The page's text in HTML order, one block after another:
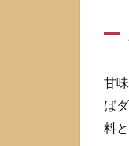
甘
ば
料